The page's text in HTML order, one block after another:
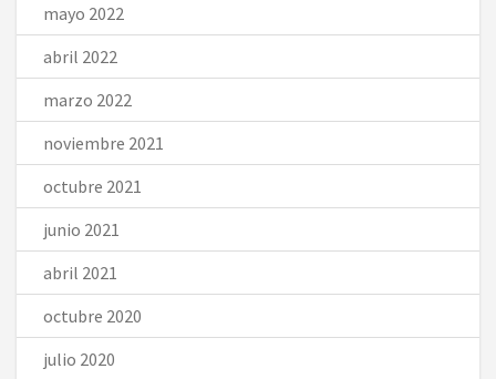
mayo 2022
abril 2022
marzo 2022
noviembre 2021
octubre 2021
junio 2021
abril 2021
octubre 2020
julio 2020